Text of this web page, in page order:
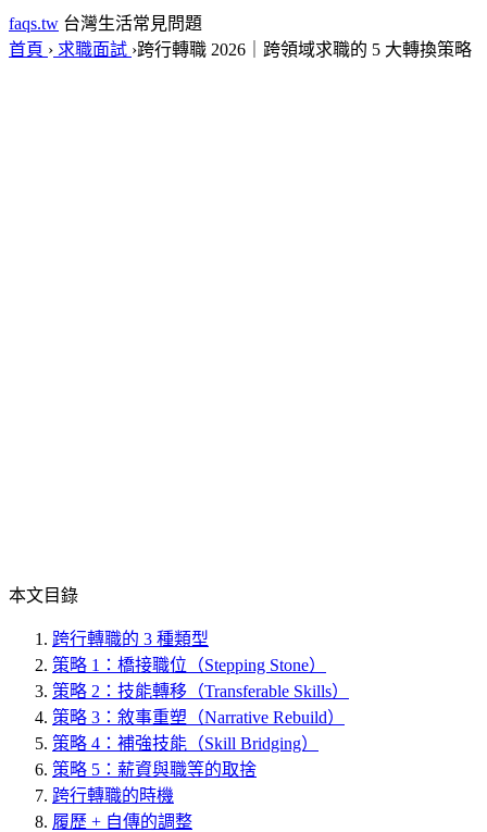
faqs.tw 台灣生活常見問題
首頁 › 求職面試 ›跨行轉職 2026｜跨領域求職的 5 大轉換策略
本文目錄
跨行轉職的 3 種類型
策略 1：橋接職位（Stepping Stone）
策略 2：技能轉移（Transferable Skills）
策略 3：敘事重塑（Narrative Rebuild）
策略 4：補強技能（Skill Bridging）
策略 5：薪資與職等的取捨
跨行轉職的時機
履歷 + 自傳的調整